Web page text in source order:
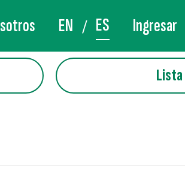
EN ES Ingresar
Lista